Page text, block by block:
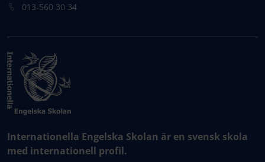
013-560 30 34
Internationella Engelska Skolan är en svensk skola
med internationell profil.